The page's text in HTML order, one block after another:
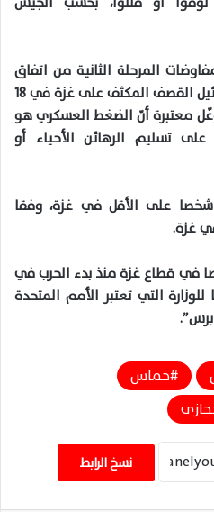
المرحلة الثانية من اتفاق
وقف إطلاق النار، استأنفت إسرائيل القصف المكثف على غزة في 18
معتبرة أنّ الضغط العسكري هو
تسليم الرهائن الأحياء أو
ومنذ ذلك الوقت، قُتل 1066 شخصا على الأقل في غزة، وفقا
غزة.
قُتل 50423 شخصا في قطاع غزة منذ بدء الحرب في
أكتوبر 2023، وفقا للوزارة التي تعتبر الأمم المتحدة
حماس
نسخ الرابط